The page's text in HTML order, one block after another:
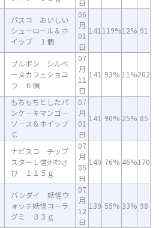
日
パスコ おいしい
シューロール＆ホ
イップ １個
06
月
01
日
141 119%12% 91
ブルボン シルべ
ーヌカフェショコ
ラ ６個
07
月
11
日
141 93% 11%202
もちもちとしたパ
ンケ－キマンゴ－
ソ－ス＆ホイップ
Ｃ
07
月
01
日
141 90% 25% 85
ナビスコ チップ
スターＬ信州わさ
び １１５ｇ
07
月
05
日
140 76% 46%170
バンダイ 妖怪ウ
ォッチ妖怪コーラ
グミ ３３ｇ
07
月
12
日
139 55% 33% 98